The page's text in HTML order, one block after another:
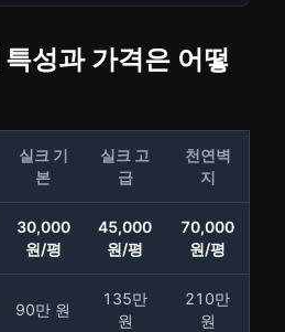
성과 가격은 어떻
실크 기
본
실크 고
급
천연벽
지
30,000
원/평
45,000
원/평
70,000
원/평
90만 원
135만
원
210만
원